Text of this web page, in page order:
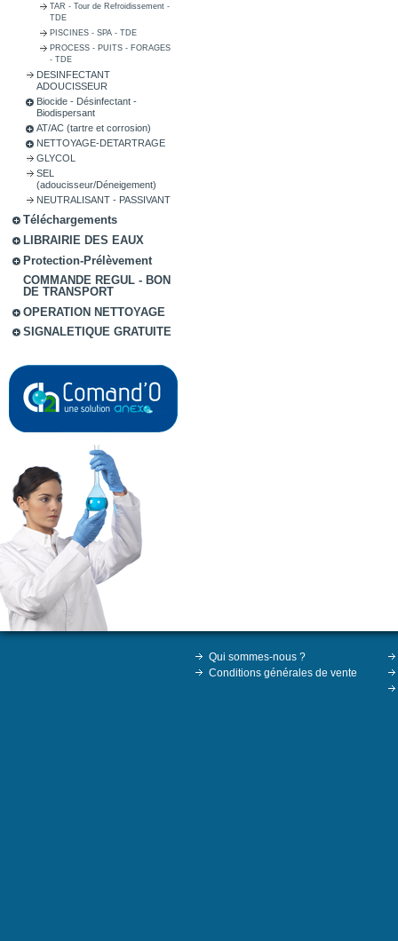
TAR - Tour de Refroidissement -
TDE
PISCINES - SPA - TDE
PROCESS - PUITS - FORAGES
- TDE
DESINFECTANT
ADOUCISSEUR
Biocide - Désinfectant -
Biodispersant
AT/AC (tartre et corrosion)
NETTOYAGE-DETARTRAGE
GLYCOL
SEL
(adoucisseur/Déneigement)
NEUTRALISANT - PASSIVANT
Téléchargements
LIBRAIRIE DES EAUX
Protection-Prélèvement
COMMANDE REGUL - BON
DE TRANSPORT
OPERATION NETTOYAGE
SIGNALETIQUE GRATUITE
Qui sommes-nous ?
Conditions générales de vente